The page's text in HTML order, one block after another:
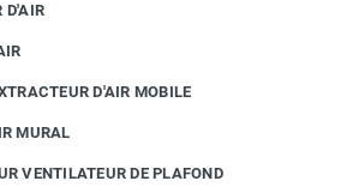
D'AIR
D'AIR MOBILE
MURAL
VENTILATEUR DE PLAFOND